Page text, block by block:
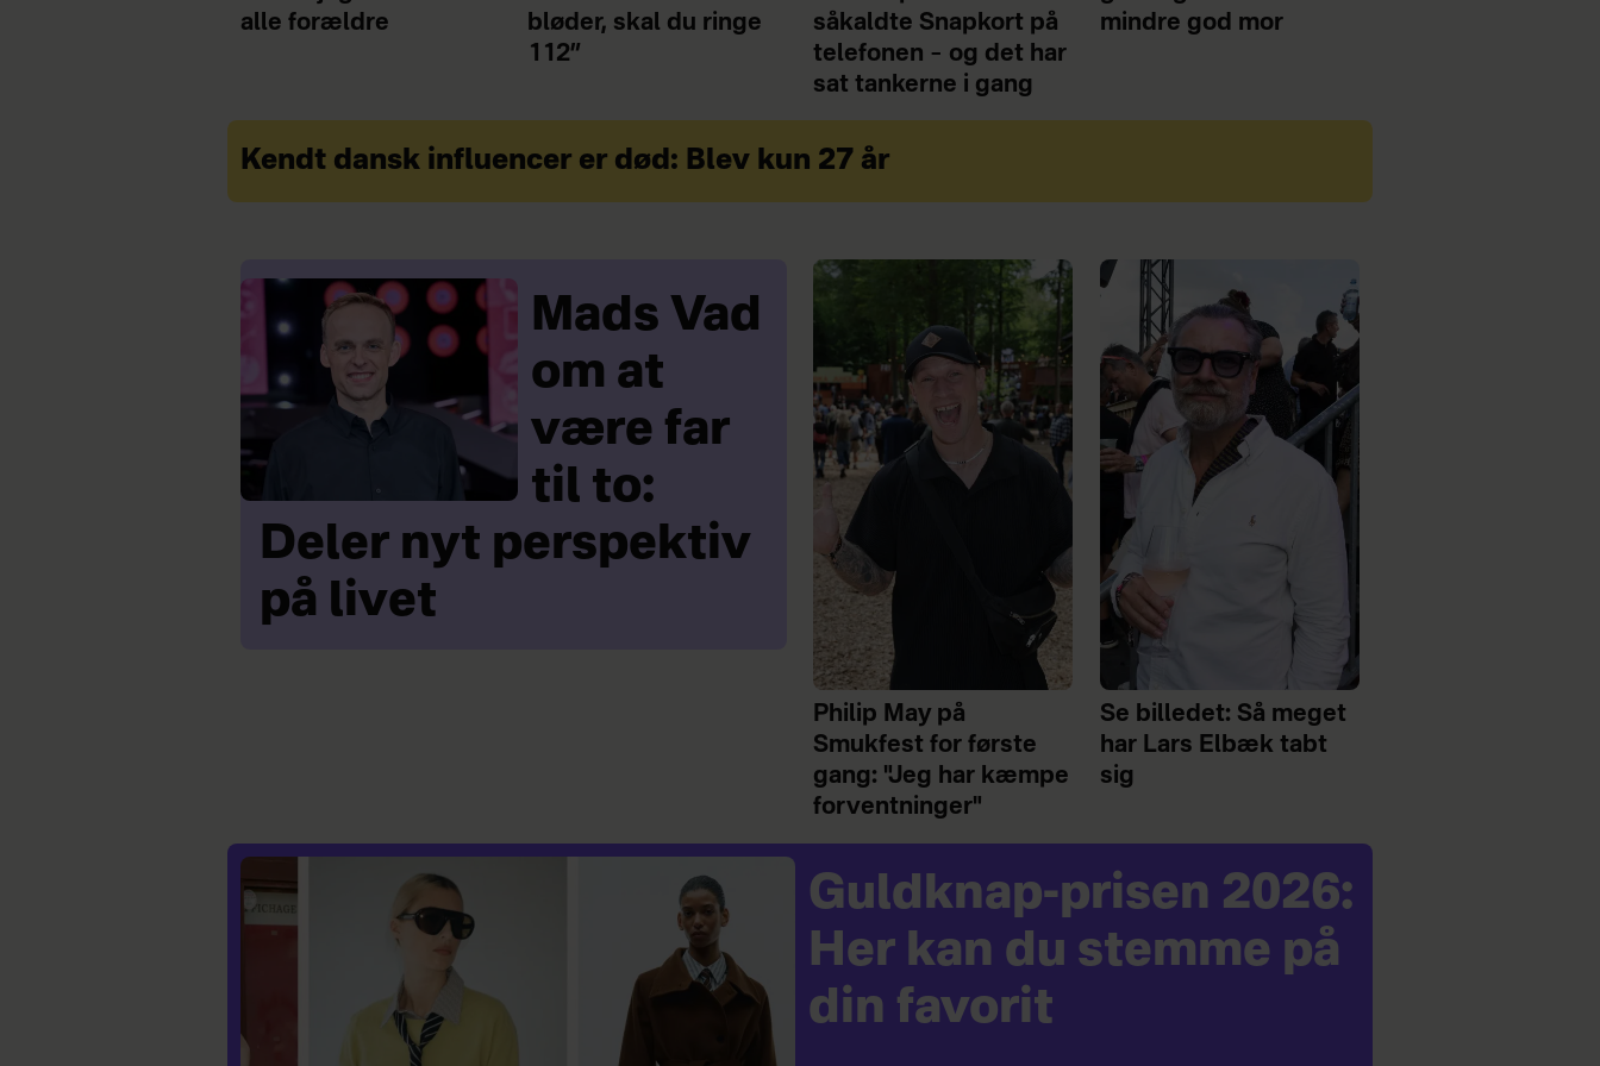
alle forældre
bløder, skal du ringe
112”
såkaldte Snapkort på
telefonen – og det har
sat tankerne i gang
mindre god mor
Kendt dansk influencer er død: Blev kun 27 år
Mads Vad
om at
være far
til to:
Deler nyt perspektiv
på livet
Philip May på
Smukfest for første
gang: "Jeg har kæmpe
forventninger"
Se billedet: Så meget
har Lars Elbæk tabt
sig
Guldknap-prisen 2026:
Her kan du stemme på
din favorit